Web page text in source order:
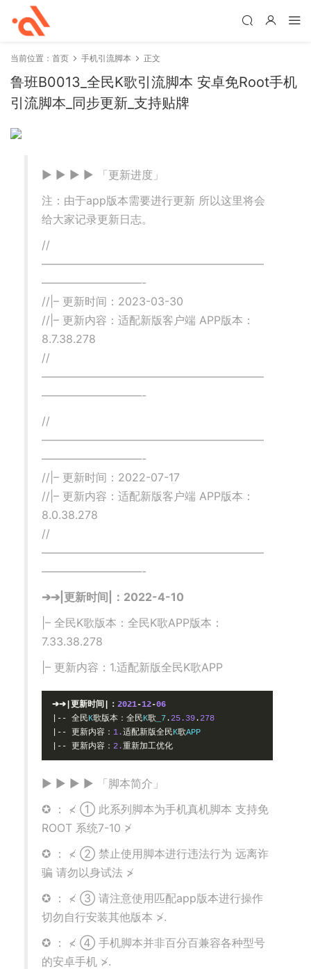
当前位置： 首页 手机引流脚本 正文
鲁班B0013_全民K歌引流脚本 安卓免Root手机
引流脚本_同步更新_支持贴牌
▶ ▶ ▶ ▶ 「更新进度」
注：由于app版本需要进行更新 所以这里将会
给大家记录更新日志。
//
————————————————————
—————————-
//|– 更新时间：2023-03-30
//|– 更新内容：适配新版客户端 APP版本：
8.7.38.278
//
————————————————————
—————————-
//
————————————————————
—————————-
//|– 更新时间：2022-07-17
//|– 更新内容：适配新版客户端 APP版本：
8.0.38.278
//
————————————————————
—————————-
➔➔|更新时间|：2022-4-10
|– 全民K歌版本：全民K歌APP版本：
7.33.38.278
|– 更新内容：1.适配新版全民K歌APP
➔➔|更新时间|： 2021-12-06
|-- 全民K歌版本：全民K歌 _7 .25.39 .278
|--
更新内容： 1.适配新版全民K歌
|--
更新内容： 2.重新加工优化
▶ ▶ ▶ ▶ 「脚本简介」
✪ ： ≮ ① 此系列脚本为手机真机脚本 支持免
ROOT 系统7-10 ≯
✪ ： ≮ ② 禁止使用脚本进行违法行为 远离诈
骗 请勿以身试法 ≯
✪ ： ≮ ③ 请注意使用匹配app版本进行操作
切勿自行安装其他版本 ≯.
✪ ： ≮ ④ 手机脚本并非百分百兼容各种型号
的安卓手机 ≯.